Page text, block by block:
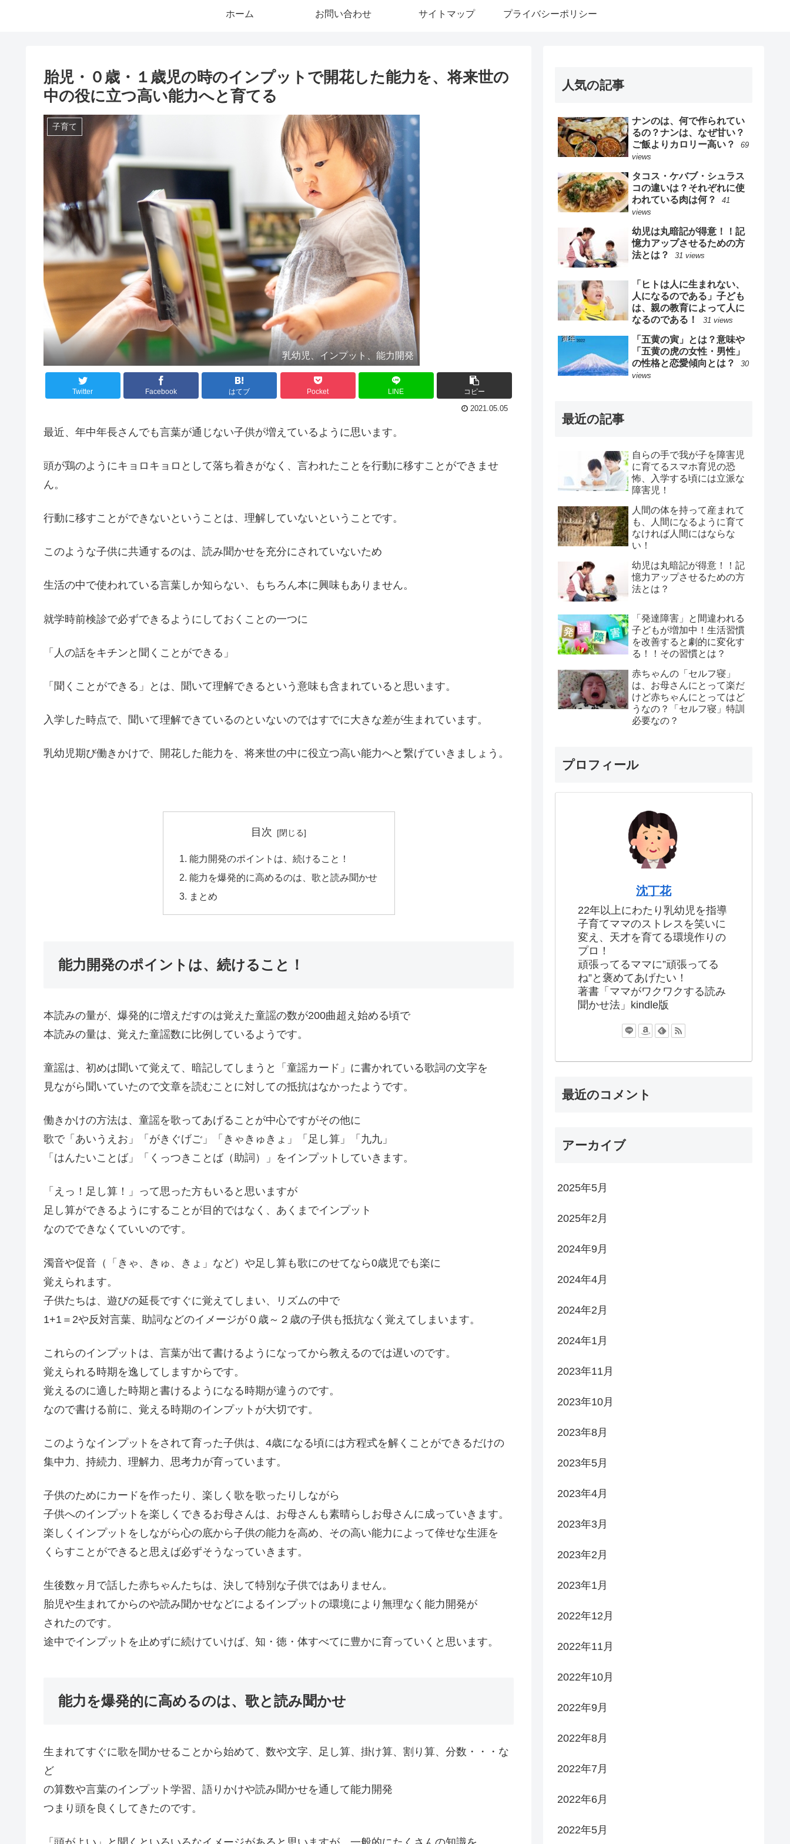
ホーム お問い合わせ サイトマップ プライバシーポリシー
胎児・０歳・１歳児の時のインプットで開花した能力を、将来世の
中の役に立つ高い能力へと育てる
子育て
乳幼児、インプット、能力開発
Twitter Facebook はてブ Pocket LINE コピー
2021.05.05
最近、年中年長さんでも言葉が通じない子供が増えているように思います。
頭が鶏のようにキョロキョロとして落ち着きがなく、言われたことを行動に移すことができませ
ん。
行動に移すことができないということは、理解していないということです。
このような子供に共通するのは、読み聞かせを充分にされていないため
生活の中で使われている言葉しか知らない、もちろん本に興味もありません。
就学時前検診で必ずできるようにしておくことの一つに
「人の話をキチンと聞くことができる」
「聞くことができる」とは、聞いて理解できるという意味も含まれていると思います。
入学した時点で、聞いて理解できているのといないのではすでに大きな差が生まれています。
乳幼児期び働きかけで、開花した能力を、将来世の中に役立つ高い能力へと繋げていきましょう。
目次
能力開発のポイントは、続けること！
能力を爆発的に高めるのは、歌と読み聞かせ
まとめ
能力開発のポイントは、続けること！
本読みの量が、爆発的に増えだすのは覚えた童謡の数が200曲超え始める頃で
本読みの量は、覚えた童謡数に比例しているようです。
童謡は、初めは聞いて覚えて、暗記してしまうと「童謡カード」に書かれている歌詞の文字を
見ながら聞いていたので文章を読むことに対しての抵抗はなかったようです。
働きかけの方法は、童謡を歌ってあげることが中心ですがその他に
歌で「あいうえお」「がきぐげご」「きゃきゅきょ」「足し算」「九九」
「はんたいことば」「くっつきことば（助詞）」をインプットしていきます。
「えっ！足し算！」って思った方もいると思いますが
足し算ができるようにすることが目的ではなく、あくまでインプット
なのでできなくていいのです。
濁音や促音（「きゃ、きゅ、きょ」など）や足し算も歌にのせてなら0歳児でも楽に
覚えられます。
子供たちは、遊びの延長ですぐに覚えてしまい、リズムの中で
1+1＝2や反対言葉、助詞などのイメージが０歳～２歳の子供も抵抗なく覚えてしまいます。
これらのインプットは、言葉が出て書けるようになってから教えるのでは遅いのです。
覚えられる時期を逸してしますからです。
覚えるのに適した時期と書けるようになる時期が違うのです。
なので書ける前に、覚える時期のインプットが大切です。
このようなインプットをされて育った子供は、4歳になる頃には方程式を解くことができるだけの
集中力、持続力、理解力、思考力が育っています。
子供のためにカードを作ったり、楽しく歌を歌ったりしながら
子供へのインプットを楽しくできるお母さんは、お母さんも素晴らしお母さんに成っていきます。
楽しくインプットをしながら心の底から子供の能力を高め、その高い能力によって倖せな生涯を
くらすことができると思えば必ずそうなっていきます。
生後数ヶ月で話した赤ちゃんたちは、決して特別な子供ではありません。
胎児や生まれてからのや読み聞かせなどによるインプットの環境により無理なく能力開発が
されたのです。
途中でインプットを止めずに続けていけば、知・徳・体すべてに豊かに育っていくと思います。
能力を爆発的に高めるのは、歌と読み聞かせ
生まれてすぐに歌を聞かせることから始めて、数や文字、足し算、掛け算、割り算、分数・・・な
ど
の算数や言葉のインプット学習、語りかけや読み聞かせを通して能力開発
つまり頭を良くしてきたのです。
人気の記事
ナンのは、何で作られてい
るの？ナンは、なぜ甘い？
ご飯よりカロリー高い？
69
views
タコス・ケバブ・シュラス
コの違いは？それぞれに使
われている肉は何？
41
views
幼児は丸暗記が得意！！記
憶力アップさせるための方
法とは？
31 views
「ヒトは人に生まれない、
人になるのである」子ども
は、親の教育によって人に
なるのである！
31 views
「五黄の寅」とは？意味や
「五黄の虎の女性・男性」
の性格と恋愛傾向とは？
30
views
最近の記事
自らの手で我が子を障害児
に育てるスマホ育児の恐
怖、入学する頃には立派な
障害児！
人間の体を持って産まれて
も、人間になるように育て
なければ人間にはならな
い！
幼児は丸暗記が得意！！記
憶力アップさせるための方
法とは？
「発達障害」と間違われる
子どもが増加中！生活習慣
を改善すると劇的に変化す
る！！その習慣とは？
赤ちゃんの「セルフ寝」
は、お母さんにとって楽だ
けど赤ちゃんにとってはど
うなの？「セルフ寝」特訓
必要なの？
プロフィール
沈丁花
22年以上にわたり乳幼児を指導
子育てママのストレスを笑いに
変え、天才を育てる環境作りの
プロ！
頑張ってるママに”頑張ってる
ね”と褒めてあげたい！
著書「ママがワクワクする読み
聞かせ法」kindle版
最近のコメント
アーカイブ
2025年5月
2025年2月
2024年9月
2024年4月
2024年2月
2024年1月
2023年11月
2023年10月
2023年8月
2023年5月
2023年4月
2023年3月
2023年2月
2023年1月
2022年12月
2022年11月
2022年10月
2022年9月
2022年8月
2022年7月
2022年6月
2022年5月